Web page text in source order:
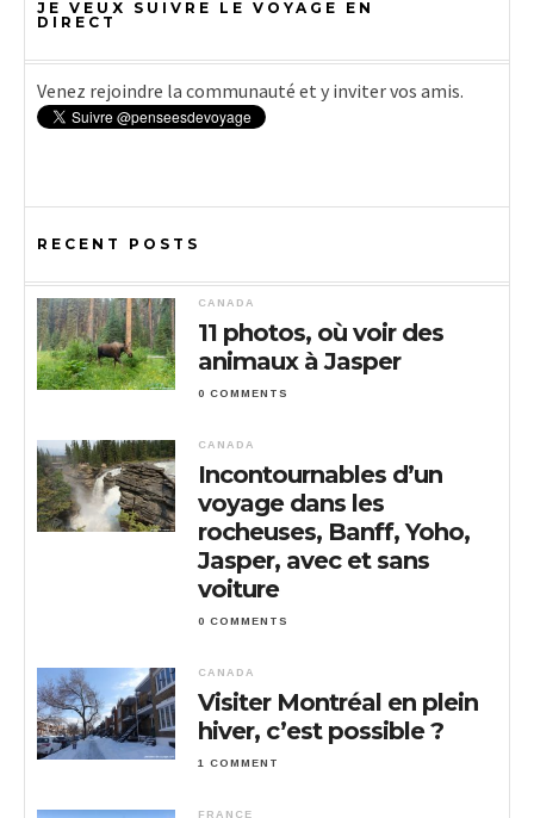
JE VEUX SUIVRE LE VOYAGE EN
DIRECT
Venez rejoindre la communauté et y inviter vos amis.
RECENT POSTS
CANADA
11 photos, où voir des
animaux à Jasper
0 COMMENTS
CANADA
Incontournables d’un
voyage dans les
rocheuses, Banff, Yoho,
Jasper, avec et sans
voiture
0 COMMENTS
CANADA
Visiter Montréal en plein
hiver, c’est possible ?
1 COMMENT
FRANCE